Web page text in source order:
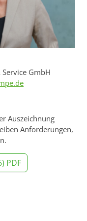
GmbH
Auszeichnung
Anforderungen,
PDF